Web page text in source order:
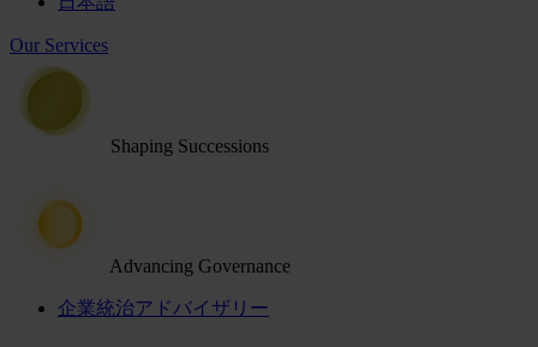
Our Services
Shaping Successions
Advancing Governance
企業統治アドバイザリー